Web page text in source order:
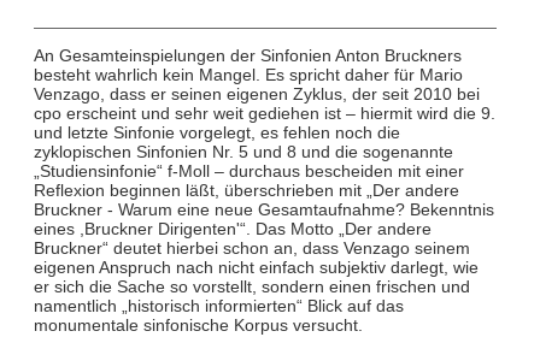
An Gesamteinspielungen der Sinfonien Anton Bruckners
besteht wahrlich kein Mangel. Es spricht daher für Mario
Venzago, dass er seinen eigenen Zyklus, der seit 2010 bei
cpo erscheint und sehr weit gediehen ist – hiermit wird die 9.
und letzte Sinfonie vorgelegt, es fehlen noch die
zyklopischen Sinfonien Nr. 5 und 8 und die sogenannte
„Studiensinfonie“ f-Moll – durchaus bescheiden mit einer
Reflexion beginnen läßt, überschrieben mit „Der andere
Bruckner - Warum eine neue Gesamtaufnahme? Bekenntnis
eines ,Bruckner Dirigenten'“. Das Motto „Der andere
Bruckner“ deutet hierbei schon an, dass Venzago seinem
eigenen Anspruch nach nicht einfach subjektiv darlegt, wie
er sich die Sache so vorstellt, sondern einen frischen und
namentlich „historisch informierten“ Blick auf das
monumentale sinfonische Korpus versucht.